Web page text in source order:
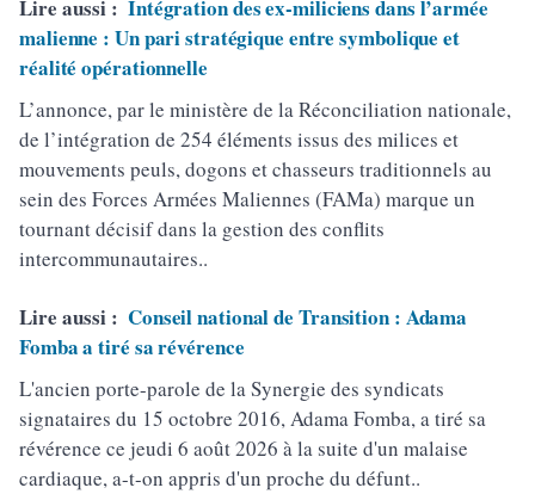
Lire aussi : Intégration des ex-miliciens dans l’armée
malienne : Un pari stratégique entre symbolique et
réalité opérationnelle
L’annonce, par le ministère de la Réconciliation nationale,
de l’intégration de 254 éléments issus des milices et
mouvements peuls, dogons et chasseurs traditionnels au
sein des Forces Armées Maliennes (FAMa) marque un
tournant décisif dans la gestion des conflits
intercommunautaires..
Lire aussi : Conseil national de Transition : Adama
Fomba a tiré sa révérence
L'ancien porte-parole de la Synergie des syndicats
signataires du 15 octobre 2016, Adama Fomba, a tiré sa
révérence ce jeudi 6 août 2026 à la suite d'un malaise
cardiaque, a-t-on appris d'un proche du défunt..